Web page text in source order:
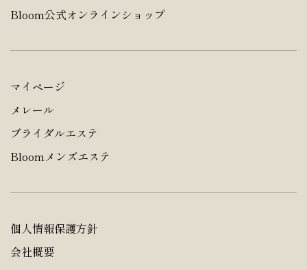
Bloom公式オンラインショップ
マイページ
メレール
ブライダルエステ
Bloomメンズエステ
個人情報保護方針
会社概要